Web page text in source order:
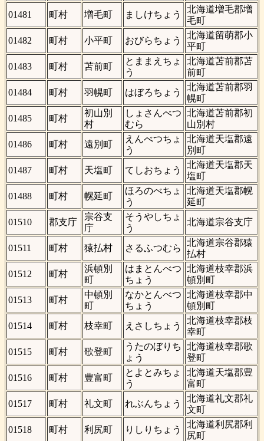
01481 町村 増毛町 ましけちょう
北海道増毛郡増
毛町
01482
町村 小平町 おびらちょう
北海道留萌郡小
平町
01483
町村 苫前町
とままえちょ
う
北海道苫前郡苫
前町
01484
町村 羽幌町 はぼろちょう
北海道苫前郡羽
幌町
01485
町村
初山別
村
しょさんべつ
むら
北海道苫前郡初
山別村
01486
町村 遠別町
えんべつちょ
う
北海道天塩郡遠
別町
01487
町村 天塩町 てしおちょう
北海道天塩郡天
塩町
01488
町村 幌延町
ほろのべちょ
う
北海道天塩郡幌
延町
01510
郡支庁
宗谷支
庁
そうやしちょ
う
北海道宗谷支庁
01511 町村 猿払村 さるふつむら
北海道宗谷郡猿
払村
01512
町村
浜頓別
町
はまとんべつ
ちょう
北海道枝幸郡浜
頓別町
01513
町村
中頓別
町
なかとんべつ
ちょう
北海道枝幸郡中
頓別町
01514
町村 枝幸町 えさしちょう
北海道枝幸郡枝
幸町
01515
町村 歌登町
うたのぼりち
ょう
北海道枝幸郡歌
登町
01516
町村 豊富町
とよとみちょ
う
北海道天塩郡豊
富町
01517
町村 礼文町 れぶんちょう
北海道礼文郡礼
文町
01518
町村 利尻町 りしりちょう
北海道利尻郡利
尻町